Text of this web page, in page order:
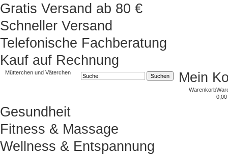
Gratis Versand ab 80 €
Schneller Versand
Telefonische Fachberatung
Kauf auf Rechnung
Mütterchen und Väterchen Mein
Warenkorb
0,00
Gesundheit
Fitness & Massage
Wellness & Entspannung